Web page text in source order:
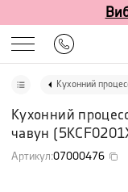
Кухонний
Кухонний
чавун (
Артикул:07000476